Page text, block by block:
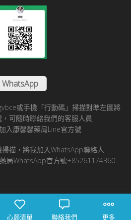
WhatsApp
或手機「行動碼」掃描對準左圖將
可隨時聯絡我們的客服人員
入康馨馨藥局Line官方號
描，將我加入WhatsApp聯絡人
局WhatsApp官方號+85261174360
國際醫藥有限公司版所有
心願清單 聯絡我們 更多